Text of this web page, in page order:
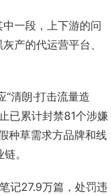
一段，上下游的问
产的代运营平台、
清朗·打击流量造
已累计封禁81个涉嫌
种草需求方品牌和线
。
记27.9万篇，处罚违